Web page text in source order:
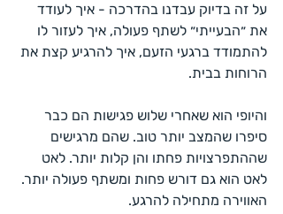
על זה בדיוק עבדנו בהדרכה - איך לעודד
את ״הבעייתי״ לשתף פעולה, איך לעזור לו
להתמודד ברגעי הזעם, איך להרגיע קצת את
הרוחות בבית.
והיופי הוא שאחרי שלוש פגישות הם כבר
סיפרו שהמצב יותר טוב. שהם מרגישים
שההתפרצויות פחתו והן קלות יותר. לאט
לאט הוא גם דורש פחות ומשתף פעולה יותר.
האווירה מתחילה להרגע.